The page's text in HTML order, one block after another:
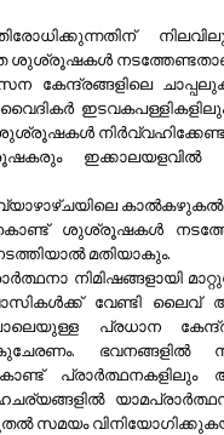
ശുശ്രൂഷകള്‍
കേന്ദ്രങ്ങളിലെ
ശുശ്രൂഷകള്‍
ഇക്കാലയളവില്‍
വ്യാഴാഴ്ചയിലെ
ശുശ്രൂഷകള്‍
മതിയാകും.
നിമിഷങ്ങളായി
വേണ്ടി ലൈവ്
പ്രധാന
ഭവനങ്ങളില്‍
സമയം